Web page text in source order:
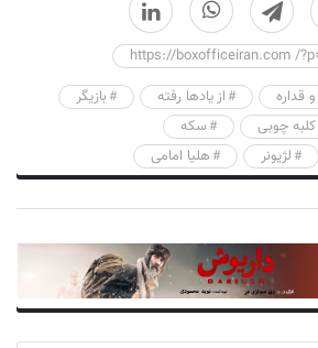
https://boxofficeiran.com /
قداره از یادها رفته
بازیگر
چوبی
سکه
لژیونر هلیا امامی